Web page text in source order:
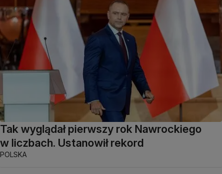
Tak wyglądał pierwszy rok Nawrockiego
w liczbach. Ustanowił rekord
POLSKA